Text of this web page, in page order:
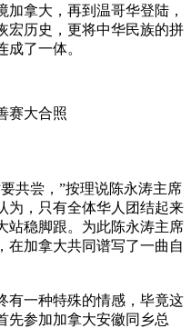
拿大，再到温哥华登陆，
宏历史，更将中华民族的拼
了一体。
赛大合照
尝，”按理说陈永涛主席
为，只有全体华人团结起来
站稳脚跟。为此陈永涛主席
在加拿大共同谱写了一曲自
一种特殊的情感，毕竟这
先参加加拿大安徽同乡总